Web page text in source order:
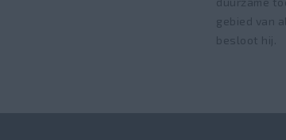
gebied van
besloot hij.